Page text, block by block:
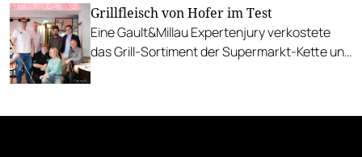
Grillfleisch von Hofer im Test
Eine Gault&Millau Expertenjury verkostete
das Grill-Sortiment der Supermarkt-Kette und